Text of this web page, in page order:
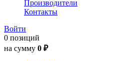
Производители
Контакты
Войти
0 позиций
на сумму 0 ₽